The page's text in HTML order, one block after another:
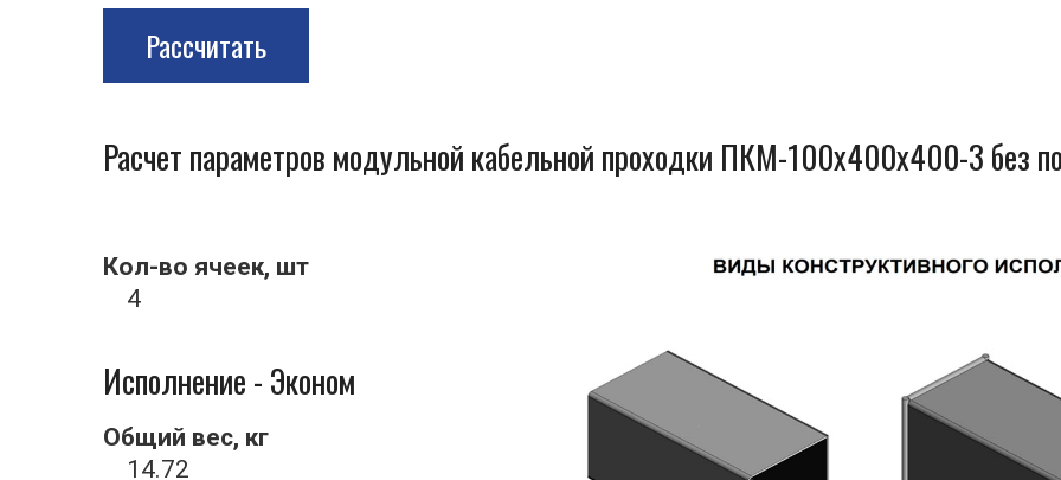
Рассчитать
Расчет параметров модульной кабельной проходки ПКМ-100x400x400-3 без
Кол-во ячеек, шт
4
Исполнение - Эконом
Общий вес, кг
14.72